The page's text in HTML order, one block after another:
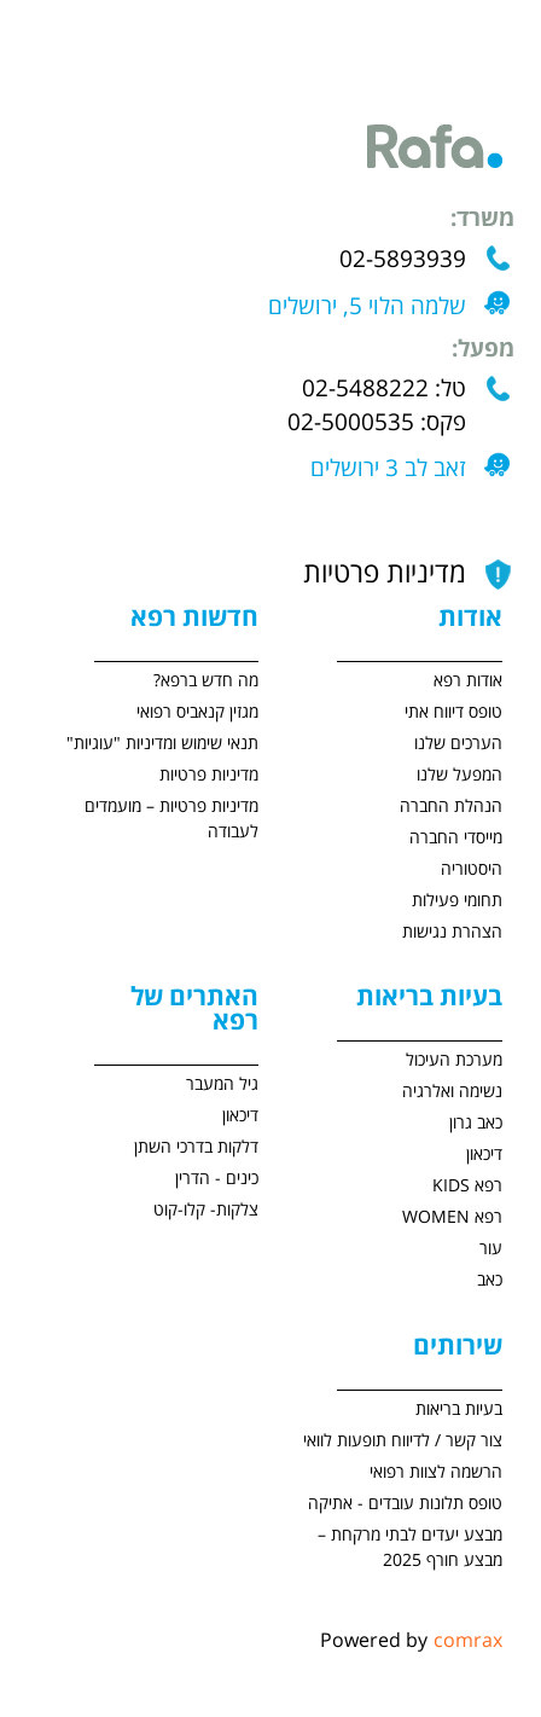
משרד:
02-5893939
שלמה הלוי 5, ירושלים
מפעל:
טל: 02-5488222
פקס: 02-5000535
זאב לב 3 ירושלים
מדיניות פרטיות
אודות
אודות רפא
טופס דיווח אתי
הערכים שלנו
המפעל שלנו
הנהלת החברה
מייסדי החברה
היסטוריה
תחומי פעילות
הצהרת נגישות
חדשות רפא
מה חדש ברפא?
מגזין קנאביס רפואי
תנאי שימוש ומדיניות "עוגיות"
מדיניות פרטיות
מדיניות פרטיות – מועמדים
לעבודה
בעיות בריאות
מערכת העיכול
נשימה ואלרגיה
כאב גרון
דיכאון
רפא KIDS
רפא WOMEN
עור
כאב
האתרים של
רפא
גיל המעבר
דיכאון
דלקות בדרכי השתן
כינים - הדרין
צלקות- קלו-קוט
שירותים
בעיות בריאות
צור קשר / לדיווח תופעות לוואי
הרשמה לצוות רפואי
טופס תלונות עובדים - אתיקה
מבצע יעדים לבתי מרקחת –
מבצע חורף 2025
Powered by comrax